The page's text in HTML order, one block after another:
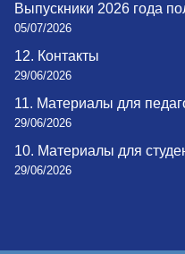
Выпускники 2026 года
05/07/2026
12. Контакты
29/06/2026
11. Материалы для
29/06/2026
10. Материалы для
29/06/2026